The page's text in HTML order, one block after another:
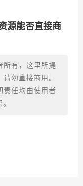
源能否直接商
所有，这里所提
勿直接商用。
责任均由使用者